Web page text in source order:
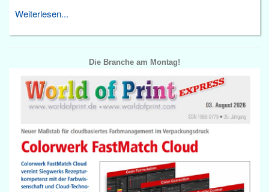
Weiterlesen...
Die Branche am Montag!